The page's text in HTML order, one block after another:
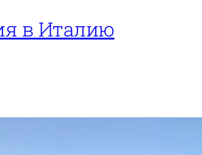
в Италию